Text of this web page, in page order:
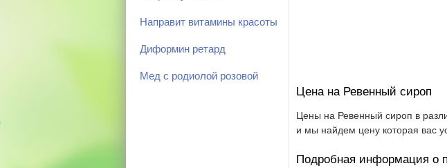
Направит витамины красоты
Диформин ретард
Мед с родиолой розовой
Цена на Ревенный сироп
Цены на Ревенный сироп в
и мы найдем цену которая вас
Подробная информация о